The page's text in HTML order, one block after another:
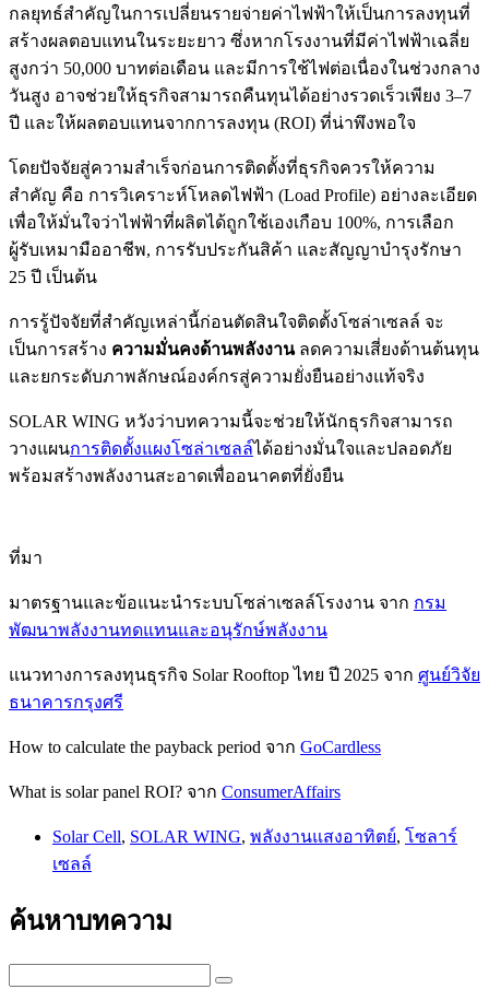
กลยุทธ์สำคัญในการเปลี่ยนรายจ่ายค่าไฟฟ้าให้เป็นการลงทุนที่
สร้างผลตอบแทนในระยะยาว ซึ่งหากโรงงานที่มีค่าไฟฟ้าเฉลี่ย
สูงกว่า 50,000 บาทต่อเดือน และมีการใช้ไฟต่อเนื่องในช่วงกลาง
วันสูง อาจช่วยให้ธุรกิจสามารถคืนทุนได้อย่างรวดเร็วเพียง 3–7
ปี และให้ผลตอบแทนจากการลงทุน (ROI) ที่น่าพึงพอใจ
โดยปัจจัยสู่ความสำเร็จก่อนการติดตั้งที่ธุรกิจควรให้ความ
สำคัญ คือ การวิเคราะห์โหลดไฟฟ้า (Load Profile) อย่างละเอียด
เพื่อให้มั่นใจว่าไฟฟ้าที่ผลิตได้ถูกใช้เองเกือบ 100%, การเลือก
ผู้รับเหมามืออาชีพ, การรับประกันสิค้า และสัญญาบำรุงรักษา
25 ปี เป็นต้น
การรู้ปัจจัยที่สำคัญเหล่านี้ก่อนตัดสินใจติดตั้งโซล่าเซลล์ จะ
เป็นการสร้าง ความมั่นคงด้านพลังงานลดความเสี่ยงด้านต้นทุน
และยกระดับภาพลักษณ์องค์กรสู่ความยั่งยืนอย่างแท้จริง
SOLAR WING หวังว่าบทความนี้จะช่วยให้นักธุรกิจสามารถ
วางแผนการติดตั้งแผงโซล่าเซลล์ได้อย่างมั่นใจและปลอดภัย
พร้อมสร้างพลังงานสะอาดเพื่ออนาคตที่ยั่งยืน
ที่มา
มาตรฐานและข้อแนะนำระบบโซล่าเซลล์โรงงาน จาก กรม
พัฒนาพลังงานทดแทนและอนุรักษ์พลังงาน
แนวทางการลงทุนธุรกิจ Solar Rooftop ไทย ปี 2025 จาก ศูนย์วิจัย
ธนาคารกรุงศร
How to calculate the payback period จาก GoCardless
What is solar panel ROI? จาก ConsumerAffairs
Solar Cell, SOLAR WING, พลังงานแสงอาทิตย์, โซลาร์
เซลล์
ค้นหาบทความ